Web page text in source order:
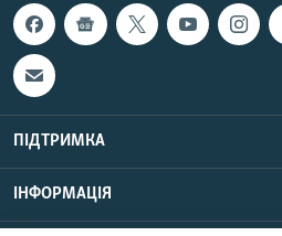
ПІДТРИМКА
ІНФОРМАЦІЯ